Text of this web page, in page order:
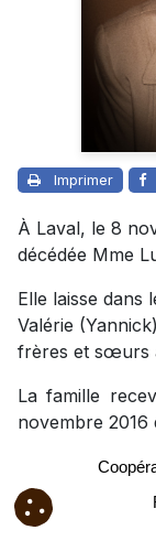
Imprimer
À Laval, le 8
décédée Mme
Elle laisse dans
Valérie
frères et sœurs
La famille
novembre 2016